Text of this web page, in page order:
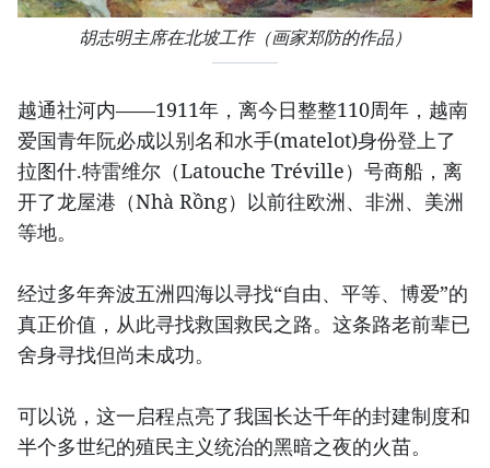
胡志明主席在北坡工作（画家郑防的作品）
越通社河内——1911年，离今日整整110周年，越南
爱国青年阮必成以别名和水手(matelot)身份登上了
拉图什.特雷维尔（Latouche Tréville）号商船，离
开了龙屋港（Nhà Rồng）以前往欧洲、非洲、美洲
等地。
经过多年奔波五洲四海以寻找“自由、平等、博爱”的
真正价值，从此寻找救国救民之路。这条路老前辈已
舍身寻找但尚未成功。
可以说，这一启程点亮了我国长达千年的封建制度和
半个多世纪的殖民主义统治的黑暗之夜的火苗。